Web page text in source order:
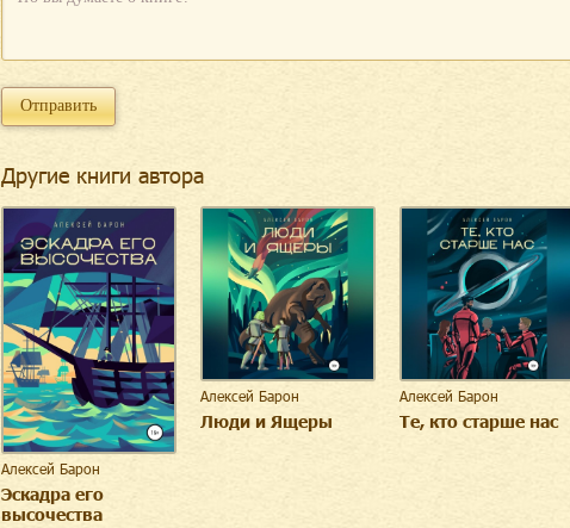
Другие книги автора
Алексей Барон
Эскадра его
высочества
Алексей Барон
Люди и Ящеры
Алексей Барон
Те, кто старше нас